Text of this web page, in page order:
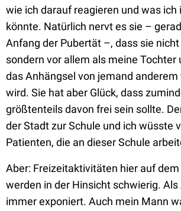
wie ich darauf reagieren und was ich
könnte. Natürlich nervt es sie –
Anfang der Pubertät –, dass sie
sondern vor allem als meine Tochter
das Anhängsel von jemand
wird. Sie hat aber Glück, dass
größtenteils davon frei sein sollte.
der Stadt zur Schule und ich wüsste
Patienten, die an dieser Schule
Aber: Freizeitaktivitäten hier auf
werden in der Hinsicht schwierig.
immer exponiert. Auch mein Mann